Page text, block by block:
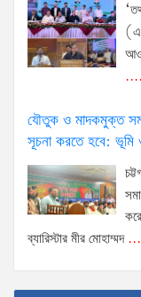
যৌতুক ও মাদকমুক্ত
সূচনা করতে হবে: ভূমি ও
ব্যারিস্টার মীর মোহাম্মদ....